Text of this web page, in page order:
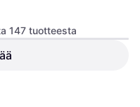
147 tuotteesta